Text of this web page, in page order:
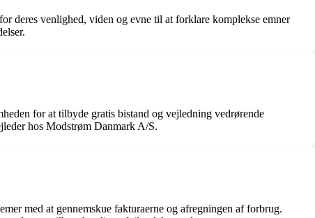
deres venlighed, viden og evne til at forklare komplekse emner
for at tilbyde gratis bistand og vejledning vedrørende
hos Modstrøm Danmark A/S.
med at gennemskue fakturaerne og afregningen af forbrug.